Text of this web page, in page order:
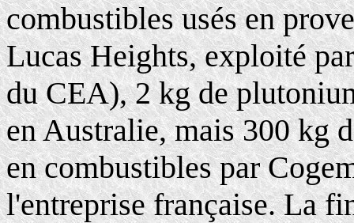
combustibles usés en
Lucas Heights, exploité
du CEA), 2 kg de
en Australie, mais 300 kg
en combustibles par
l'entreprise française. La